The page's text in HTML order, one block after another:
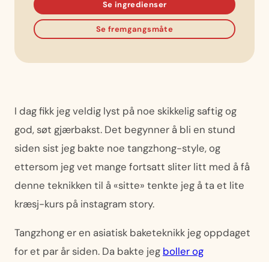
I dag fikk jeg veldig lyst på noe skikkelig saftig og
god, søt gjærbakst. Det begynner å bli en stund
siden sist jeg bakte noe tangzhong-style, og
ettersom jeg vet mange fortsatt sliter litt med å få
denne teknikken til å «sitte» tenkte jeg å ta et lite
kræsj-kurs på instagram story.
Tangzhong er en asiatisk baketeknikk jeg oppdaget
for et par år siden. Da bakte jeg boller og
Se ingredienser
Se fremgangsmåte